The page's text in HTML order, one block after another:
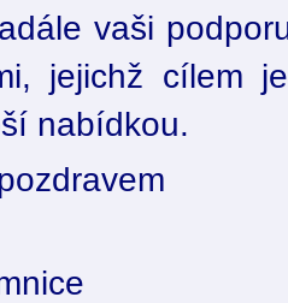
vaši
jejichž cílem
nabídkou.